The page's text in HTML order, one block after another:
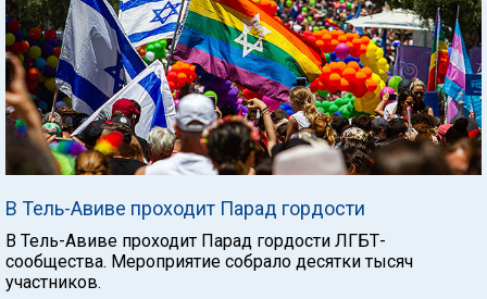
В Тель-Авиве проходит Парад гордости
В Тель-Авиве проходит Парад гордости ЛГБТ-
сообщества. Мероприятие собрало десятки тысяч
участников.